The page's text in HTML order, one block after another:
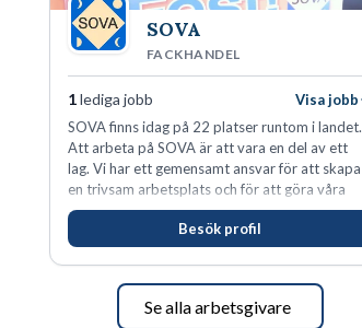
SOVA
FACKHANDEL
1lediga jobb
Visa jobb
SOVA finns idag på 22 platser runtom i landet.
Att arbeta på SOVA är att vara en del av ett
lag. Vi har ett gemensamt ansvar för att skapa
en trivsam arbetsplats och för att göra våra
kunder nöjda. Som medarbetare hos oss
förväntas du visa engagemang, öppenhet,
ansvar och respekt.
Besök profil
Se alla arbetsgivare